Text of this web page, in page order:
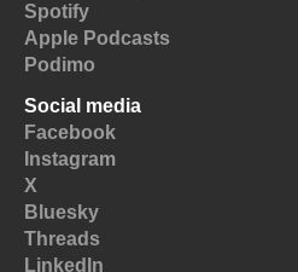
Spotify
Apple Podcasts
Podimo
Social media
Facebook
Instagram
X
Bluesky
Threads
LinkedIn